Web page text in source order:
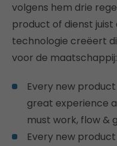
volgens hem drie
product of dienst
technologie creëert
voor de maatschappij:
Every new
great experience
must work, flow &
Every new